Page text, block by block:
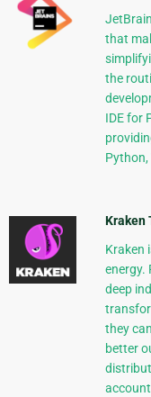
that
the
IDE for
Python,
Kraken
Kraken
energy.
deep
they
better